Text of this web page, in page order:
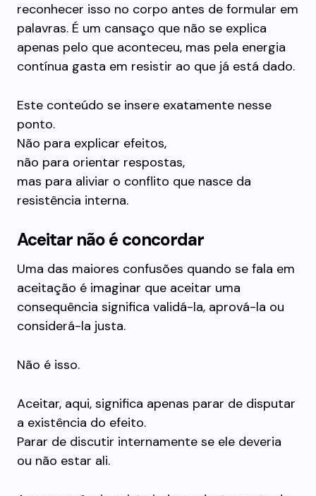
reconhecer isso no corpo antes de formular em
palavras. É um cansaço que não se explica
apenas pelo que aconteceu, mas pela energia
contínua gasta em resistir ao que já está dado.
Este conteúdo se insere exatamente nesse
ponto.
Não para explicar efeitos,
não para orientar respostas,
mas para aliviar o conflito que nasce da
resistência interna.
Aceitar não é concordar
Uma das maiores confusões quando se fala em
aceitação é imaginar que aceitar uma
consequência significa validá-la, aprová-la ou
considerá-la justa.
Não é isso.
Aceitar, aqui, significa apenas parar de disputar
a existência do efeito.
Parar de discutir internamente se ele deveria
ou não estar ali.